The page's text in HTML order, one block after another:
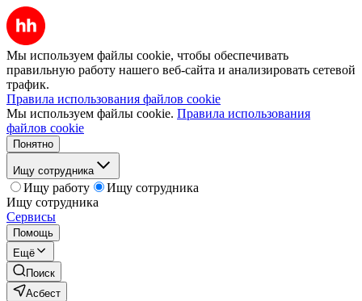
Мы используем файлы cookie, чтобы обеспечивать
правильную работу нашего веб-сайта и анализировать сетевой
трафик.
Правила использования файлов cookie
Мы используем файлы cookie. Правила использования
файлов cookie
Понятно
Ищу сотрудника
Ищу работу
Ищу сотрудника
Ищу сотрудника
Сервисы
Помощь
Ещё
Поиск
Асбест